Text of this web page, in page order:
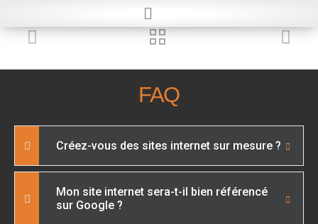
FAQ
Créez-vous des sites internet sur mesure ?
Mon site internet sera-t-il bien référencé
sur Google ?